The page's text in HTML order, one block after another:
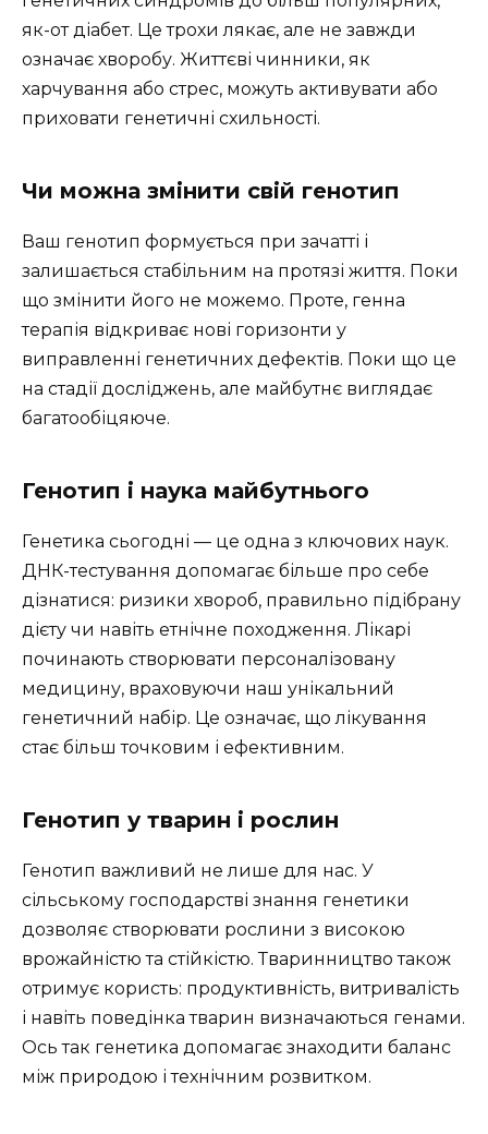
як-от діабет. Це трохи лякає, але не завжди
означає хворобу. Життєві чинники, як
харчування або стрес, можуть активувати або
приховати генетичні схильності.
Чи можна змінити свій генотип
Ваш генотип формується при зачатті і
залишається стабільним на протязі життя. Поки
що змінити його не можемо. Проте, генна
терапія відкриває нові горизонти у
виправленні генетичних дефектів. Поки що це
на стадії досліджень, але майбутнє виглядає
багатообіцяюче.
Генотип і наука майбутнього
Генетика сьогодні — це одна з ключових наук.
ДНК-тестування допомагає більше про себе
дізнатися: ризики хвороб, правильно підібрану
дієту чи навіть етнічне походження. Лікарі
починають створювати персоналізовану
медицину, враховуючи наш унікальний
генетичний набір. Це означає, що лікування
стає більш точковим і ефективним.
Генотип у тварин і рослин
Генотип важливий не лише для нас. У
сільському господарстві знання генетики
дозволяє створювати рослини з високою
врожайністю та стійкістю. Тваринництво також
отримує користь: продуктивність, витривалість
і навіть поведінка тварин визначаються генами.
Ось так генетика допомагає знаходити баланс
між природою і технічним розвитком.